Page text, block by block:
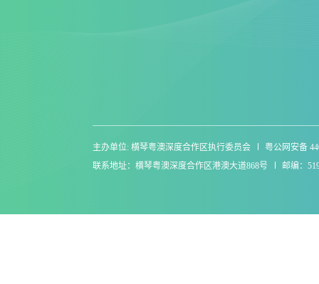
主办单位: 横琴粤澳深度合作区执行委员会
粤公网安备
联系地址：横琴粤澳深度合作区港澳大道868号
邮编：